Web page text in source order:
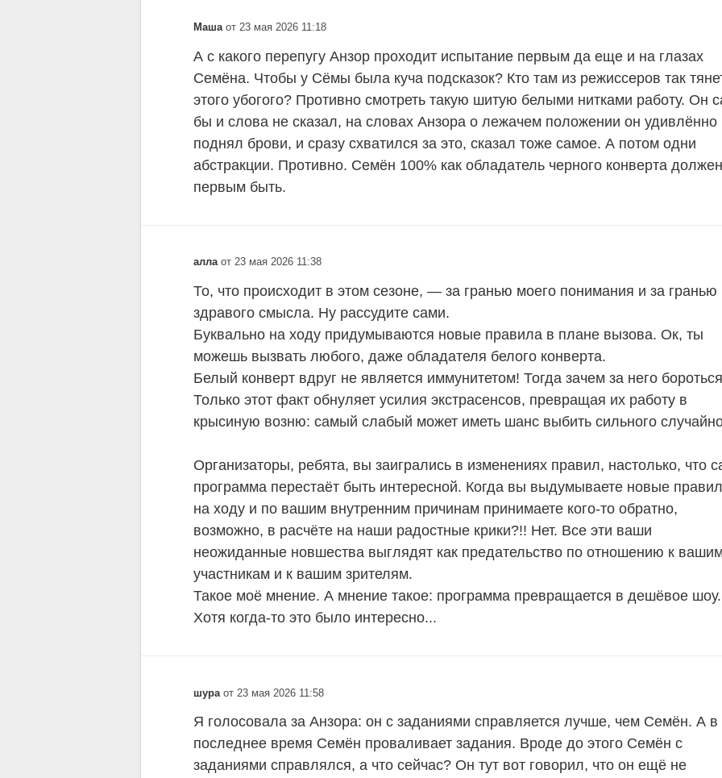
Маша от 23 мая 2026 11:18
А с какого перепугу Анзор проходит испытание первым да еще и на глазах
Семёна. Чтобы у Сёмы была куча подсказок? Кто там из режиссеров так
этого убогого? Противно смотреть такую шитую белыми нитками работу. Он
бы и слова не сказал, на словах Анзора о лежачем положении он удивлённо
поднял брови, и сразу схватился за это, сказал тоже самое. А потом одни
абстракции. Противно. Семён 100% как обладатель черного конверта
первым быть.
алла от 23 мая 2026 11:38
То, что происходит в этом сезоне, — за гранью моего понимания и за гранью
здравого смысла. Ну рассудите сами.
Буквально на ходу придумываются новые правила в плане вызова. Ок, ты
можешь вызвать любого, даже обладателя белого конверта.
Белый конверт вдруг не является иммунитетом! Тогда зачем за него
Только этот факт обнуляет усилия экстрасенсов, превращая их работу в
крысиную возню: самый слабый может иметь шанс выбить сильного
Организаторы, ребята, вы заигрались в изменениях правил, настолько, что
программа перестаёт быть интересной. Когда вы выдумываете новые
на ходу и по вашим внутренним причинам принимаете кого-то обратно,
возможно, в расчёте на наши радостные крики?!! Нет. Все эти ваши
неожиданные новшества выглядят как предательство по отношению к
участникам и к вашим зрителям.
Такое моё мнение. А мнение такое: программа превращается в дешёвое
Хотя когда-то это было интересно...
шура от 23 мая 2026 11:58
Я голосовала за Анзора: он с заданиями справляется лучше, чем Семён. А в
последнее время Семён проваливает задания. Вроде до этого Семён с
заданиями справлялся, а что сейчас? Он тут вот говорил, что он ещё не